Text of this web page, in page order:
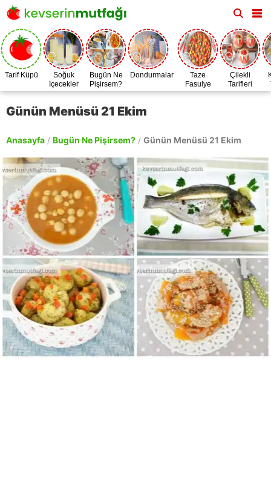
Tarif Küpü
Soğuk
İçecekler
Bugün Ne
Pişirsem?
Dondurmalar
Taze
Fasulye
Zamanı
Çilekli
Tarifleri
Günün Menüsü 21 Ekim
Anasayfa / Bugün Ne Pişirsem? / Günün Menüsü 21 Ekim